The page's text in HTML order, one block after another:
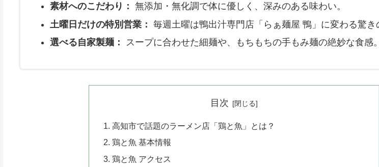
素材へのこだわり： 無添加・無化調で体に優しく、深みのある味わい。
土曜日だけの特別営業： 毎週土曜は鴨出汁専門店「らぁ麺屋 鴨」に変わる驚き
選べる自家製麺：
スープに合わせた細麺や、もちもちの手もみ麺の絶妙な食感。
目次
高知市で話題のラーメン店「鶏と魚」とは？
鶏と魚 基本情報
鶏と魚 アクセス